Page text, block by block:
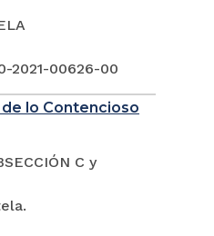
2021-00626-00
lo Contencioso
C y